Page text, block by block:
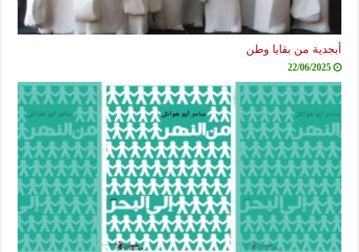
أبجدية من بقايا وطن
22/06/2025